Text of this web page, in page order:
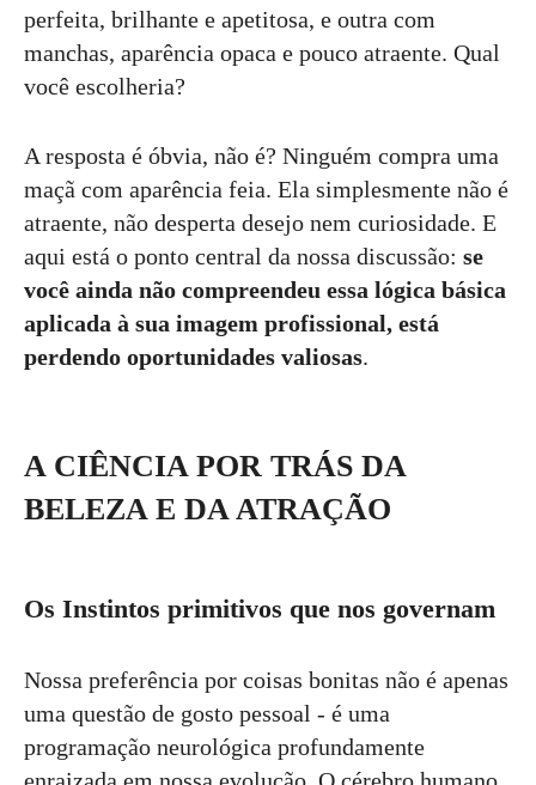
perfeita, brilhante e apetitosa, e outra com
manchas, aparência opaca e pouco atraente. Qual
você escolheria?
A resposta é óbvia, não é? Ninguém compra uma
maçã com aparência feia. Ela simplesmente não é
atraente, não desperta desejo nem curiosidade. E
aqui está o ponto central da nossa discussão: se
você ainda não compreendeu essa lógica básica
aplicada à sua imagem profissional, está
perdendo oportunidades valiosas.
A CIÊNCIA POR TRÁS DA
BELEZA E DA ATRAÇÃO
Os Instintos primitivos que nos governam
Nossa preferência por coisas bonitas não é apenas
uma questão de gosto pessoal - é uma
programação neurológica profundamente
enraizada em nossa evolução. O cérebro humano